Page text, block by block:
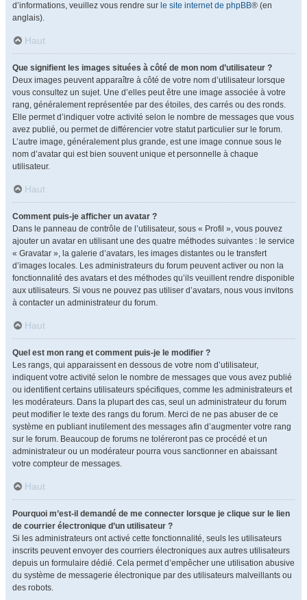
d’informations, veuillez vous rendre sur le site internet de phpBB® (en
anglais).
Haut
Que signifient les images situées à côté de mon nom d’utilisateur ?
Deux images peuvent apparaître à côté de votre nom d’utilisateur lorsque
vous consultez un sujet. Une d’elles peut être une image associée à votre
rang, généralement représentée par des étoiles, des carrés ou des ronds.
Elle permet d’indiquer votre activité selon le nombre de messages que vous
avez publié, ou permet de différencier votre statut particulier sur le forum.
L’autre image, généralement plus grande, est une image connue sous le
nom d’avatar qui est bien souvent unique et personnelle à chaque
utilisateur.
Haut
Comment puis-je afficher un avatar ?
Dans le panneau de contrôle de l’utilisateur, sous « Profil », vous pouvez
ajouter un avatar en utilisant une des quatre méthodes suivantes : le service
« Gravatar », la galerie d’avatars, les images distantes ou le transfert
d’images locales. Les administrateurs du forum peuvent activer ou non la
fonctionnalité des avatars et des méthodes qu’ils veuillent rendre disponible
aux utilisateurs. Si vous ne pouvez pas utiliser d’avatars, nous vous invitons
à contacter un administrateur du forum.
Haut
Quel est mon rang et comment puis-je le modifier ?
Les rangs, qui apparaissent en dessous de votre nom d’utilisateur,
indiquent votre activité selon le nombre de messages que vous avez publié
ou identifient certains utilisateurs spécifiques, comme les administrateurs et
les modérateurs. Dans la plupart des cas, seul un administrateur du forum
peut modifier le texte des rangs du forum. Merci de ne pas abuser de ce
système en publiant inutilement des messages afin d’augmenter votre rang
sur le forum. Beaucoup de forums ne toléreront pas ce procédé et un
administrateur ou un modérateur pourra vous sanctionner en abaissant
votre compteur de messages.
Haut
Pourquoi m’est-il demandé de me connecter lorsque je clique sur le lien
de courrier électronique d’un utilisateur ?
Si les administrateurs ont activé cette fonctionnalité, seuls les utilisateurs
inscrits peuvent envoyer des courriers électroniques aux autres utilisateurs
depuis un formulaire dédié. Cela permet d’empêcher une utilisation abusive
du système de messagerie électronique par des utilisateurs malveillants ou
des robots.